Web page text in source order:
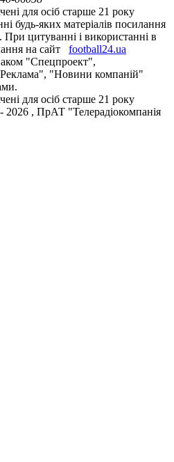
для осіб старше 21 року
будь-яких матеріалів посилання
цитуванні і використанні в
на сайт
football24.ua
"Спецпроект",
"Новини компаній"
для осіб старше 21 року
2026 , ПрАТ "Телерадіокомпанія